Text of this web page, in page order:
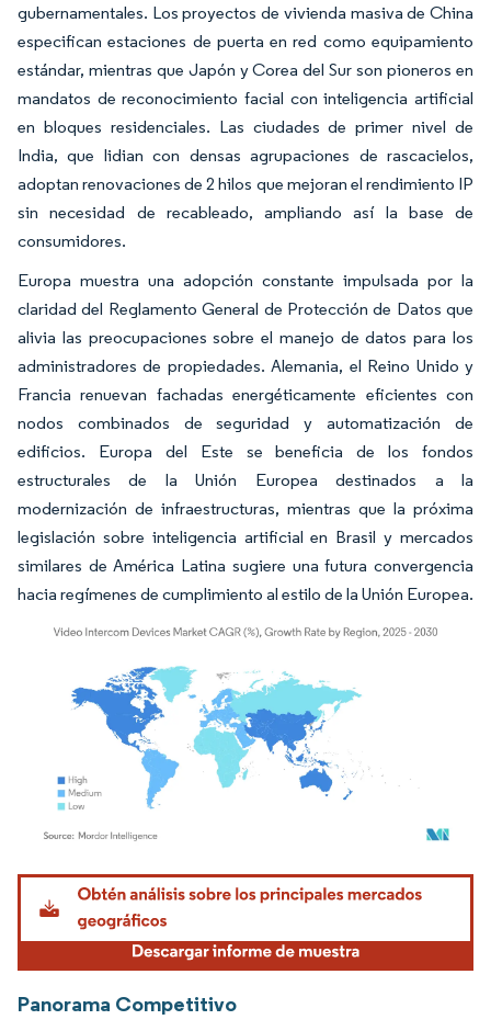
gubernamentales. Los proyectos de vivienda masiva de China
especifican estaciones de puerta en red como equipamiento
estándar, mientras que Japón y Corea del Sur son pioneros en
mandatos de reconocimiento facial con inteligencia artificial
en bloques residenciales. Las ciudades de primer nivel de
India, que lidian con densas agrupaciones de rascacielos,
adoptan renovaciones de 2 hilos que mejoran el rendimiento IP
sin necesidad de recableado, ampliando así la base de
consumidores.
Europa muestra una adopción constante impulsada por la
claridad del Reglamento General de Protección de Datos que
alivia las preocupaciones sobre el manejo de datos para los
administradores de propiedades. Alemania, el Reino Unido y
Francia renuevan fachadas energéticamente eficientes con
nodos combinados de seguridad y automatización de
edificios. Europa del Este se beneficia de los fondos
estructurales de la Unión Europea destinados a la
modernización de infraestructuras, mientras que la próxima
legislación sobre inteligencia artificial en Brasil y mercados
similares de América Latina sugiere una futura convergencia
hacia regímenes de cumplimiento al estilo de la Unión Europea.
Imagen © Mordor Intelligence. El uso requiere atribución según CC BY 4.0.
Panorama Competitivo